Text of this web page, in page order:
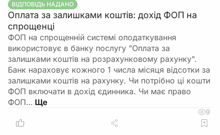
ВІДПОВІДЬ НАДАНО
Оплата за залишками коштів: дохід ФОП на
спрощенці
ФОП на спрощенній системі оподаткування
використовує в банку послугу "Оплата за
залишками коштів на розрахунковому рахунку".
Банк нараховує кожного 1 числа місяця відсотки за
залишками коштів на рахунку. Чи потрібно ці кошти
ФОП включати в дохід єдинника. Чи має право
ФОП…
9